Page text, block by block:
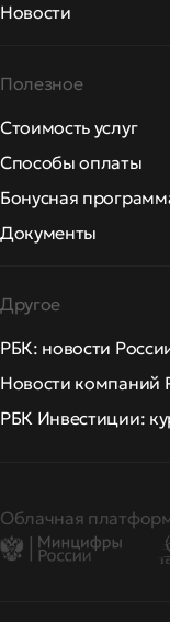
Новости
Полезное
Стоимость услуг
Способы оплаты
Бонусная
Документы
Другое
РБК: новости
Новости компаний
РБК Инвестиции:
Облачная